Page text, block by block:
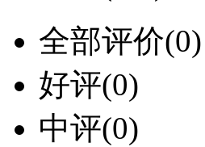
全部评价(0)
好评(0)
中评(0)